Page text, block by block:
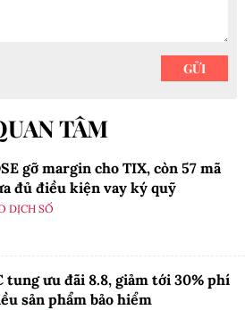
TÂM
gỡ margin cho TIX, còn 57 mã
đủ điều kiện vay ký quỹ
DỊCH SỐ
tung ưu đãi 8.8, giảm tới 30% phí
sản phẩm bảo hiểm